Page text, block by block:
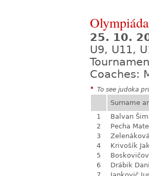
25. 10.
U9, U11,
Coaches:
* To see judoka
Surname
1
Balvan
2
Pecha
3
4
Krivošík
5
6
Drábik